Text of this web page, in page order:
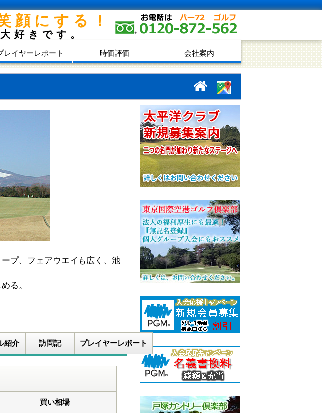
顔にする！
好きです。
レイヤーレポート 時価評価 会社案内
プ、フェアウエイも広く、池
る。
紹介 訪問記 プレイヤーレポート
買い相場